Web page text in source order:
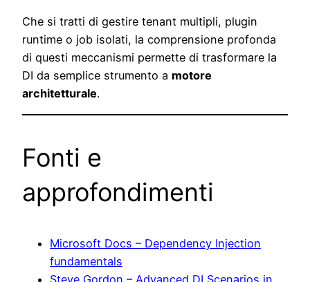
Che si tratti di gestire tenant multipli, plugin
runtime o job isolati, la comprensione profonda
di questi meccanismi permette di trasformare la
DI da semplice strumento a motore
architetturale.
Fonti e
approfondimenti
Microsoft Docs – Dependency Injection
fundamentals
Steve Gordon – Advanced DI Scenarios in